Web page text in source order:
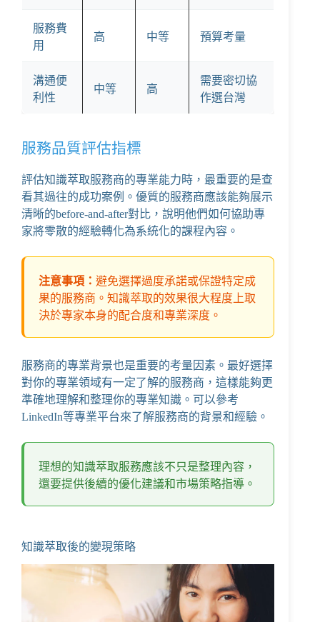
服務費
用
高 中等 預算考量
溝通便
利性
中等 高
需要密切協
作選台灣
服務品質評估指標
評估知識萃取服務商的專業能力時，最重要的是查
看其過往的成功案例。優質的服務商應該能夠展示
清晰的before-and-after對比，說明他們如何協助專
家將零散的經驗轉化為系統化的課程內容。
注意事項： 避免選擇過度承諾或保證特定成
果的服務商。知識萃取的效果很大程度上取
決於專家本身的配合度和專業深度。
服務商的專業背景也是重要的考量因素。最好選擇
對你的專業領域有一定了解的服務商，這樣能夠更
準確地理解和整理你的專業知識。可以參考
LinkedIn等專業平台來了解服務商的背景和經驗。
理想的知識萃取服務應該不只是整理內容，
還要提供後續的優化建議和市場策略指導。
知識萃取後的變現策略